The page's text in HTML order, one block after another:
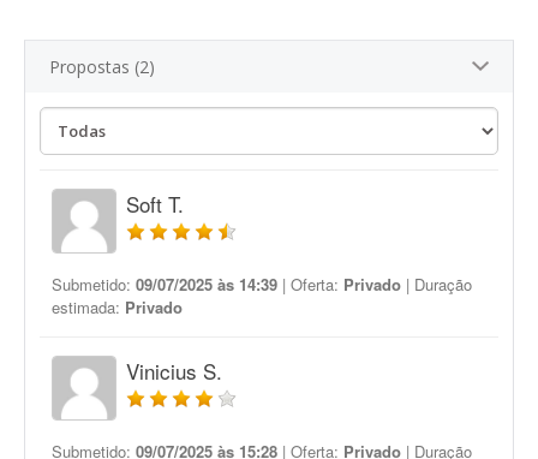
Propostas (2)
Soft T.
Submetido: 09/07/2025 às 14:39 | Oferta: Privado | Duração
estimada: Privado
Vinicius S.
Submetido: 09/07/2025 às 15:28 | Oferta: Privado | Duração